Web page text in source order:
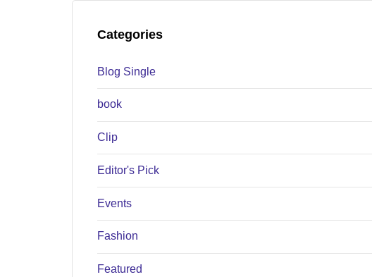
Categories
Blog Single
book
Clip
Editor's Pick
Events
Fashion
Featured